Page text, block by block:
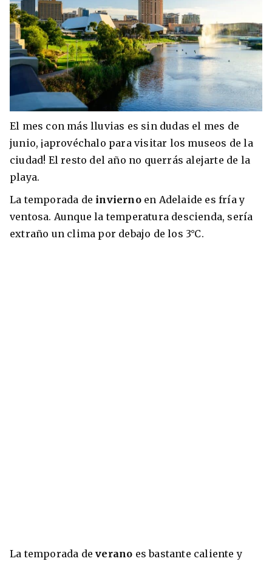
+30 Summer English for Professionals en
Melbourne
El mes con más lluvias es sin dudas el mes de
junio, ¡aprovéchalo para visitar los museos de la
ciudad! El resto del año no querrás alejarte de la
playa.
La temporada de invierno en Adelaide es fría y
ventosa. Aunque la temperatura descienda, sería
extraño un clima por debajo de los 3°C.
La temporada deverano es bastante caliente y